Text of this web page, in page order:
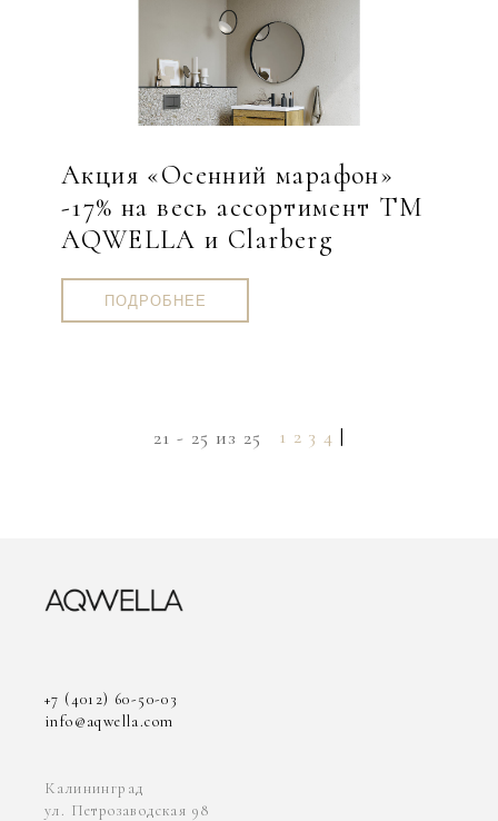
Акция «Осенний марафон»
-17% на весь ассортимент ТМ
AQWELLA и Clarberg
ПОДРОБНЕЕ
21 - 25 из 25 1 2 3 4 |
+7 (4012) 60-50-03
info@aqwella.com
Калининград
ул. Петрозаводская 98